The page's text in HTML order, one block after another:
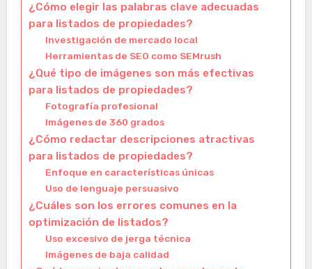
¿Cómo elegir las palabras clave adecuadas
para listados de propiedades?
Investigación de mercado local
Herramientas de SEO como SEMrush
¿Qué tipo de imágenes son más efectivas
para listados de propiedades?
Fotografía profesional
Imágenes de 360 grados
¿Cómo redactar descripciones atractivas
para listados de propiedades?
Enfoque en características únicas
Uso de lenguaje persuasivo
¿Cuáles son los errores comunes en la
optimización de listados?
Uso excesivo de jerga técnica
Imágenes de baja calidad